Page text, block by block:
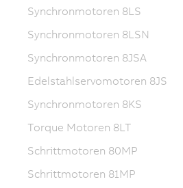
Synchronmotoren 8LS
Synchronmotoren 8LSN
Synchronmotoren 8JSA
Edelstahlservomotoren 8JS
Synchronmotoren 8KS
Torque Motoren 8LT
Schrittmotoren 80MP
Schrittmotoren 81MP